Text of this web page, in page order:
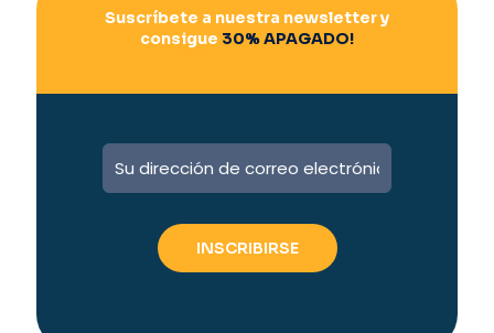
Suscríbete a nuestra newsletter y
consigue 30% APAGADO!